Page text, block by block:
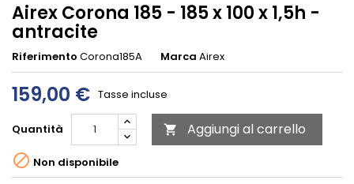
Airex Corona 185 - 185 x 100 x 1,5h -
antracite
Riferimento Corona185A Marca Airex
159,00 € Tasse incluse
Quantità  Aggiungi al carrello
 Non disponibile